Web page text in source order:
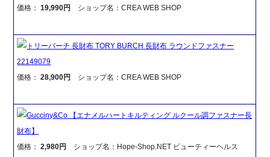
価格：19,990円 ショップ名：CREA WEB SHOP
トリーバーチ 長財布 TORY BURCH 長財布 ラウンドファスナー
22149079
価格：28,900円 ショップ名：CREA WEB SHOP
Gucciny&Co 【エナメルハートキルティング ルクール調ファスナー長
財布】
価格：2,980円 ショップ名：Hope-Shop.NET ビューティーヘルス